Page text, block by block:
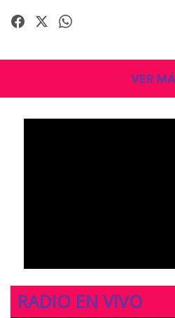
VER
RADIO EN VIVO